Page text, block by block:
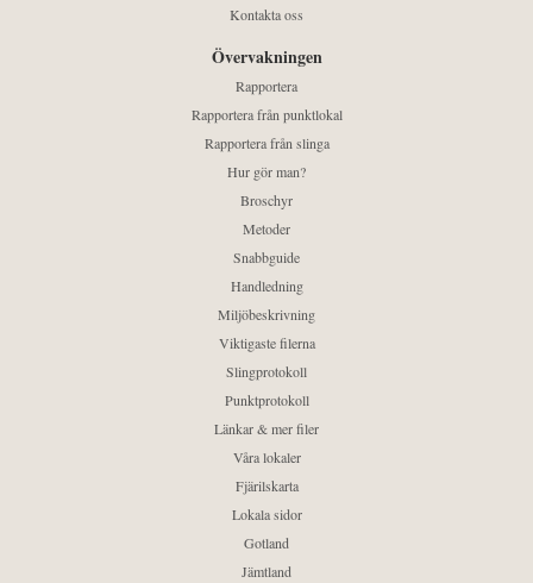
Kontakta oss
Övervakningen
Rapportera
Rapportera från punktlokal
Rapportera från slinga
Hur gör man?
Broschyr
Metoder
Snabbguide
Handledning
Miljöbeskrivning
Viktigaste filerna
Slingprotokoll
Punktprotokoll
Länkar & mer filer
Våra lokaler
Fjärilskarta
Lokala sidor
Gotland
Jämtland